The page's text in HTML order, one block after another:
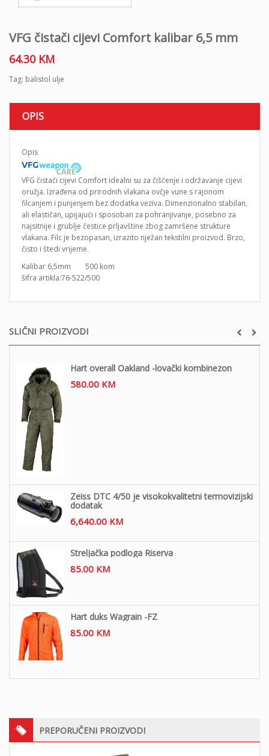
SLIČNI PROIZVODI
Hart overall Oakland -lovački kombinezon
580.00 KM
Zeiss DTC 4/50 je visokokvalitetni termovizijski
dodatak
6,640.00 KM
Streljačka podloga Riserva
85.00 KM
Hart duks Wagrain -FZ
85.00 KM
PREPORUČENI PROIZVODI
VFG čistači cijevi Comfort kalibar 6,5 mm
64.30 KM
Tag: balistol ulje
OPIS
Opis
VFG čistači cijevi Comfort idealni su za čišćenje i održavanje cijevi
oružja. Izrađena od prirodnih vlakana ovčje vune s rajonom
filcanjem i punjenjem bez dodatka veziva. Dimenzionalno stabilan,
ali elastičan, upijajući i sposoban za pohranjivanje, posebno za
najsitnije i grublje čestice prljavštine zbog zamršene strukture
vlakana. Filc je bezopasan, izrazito nježan tekstilni proizvod. Brzo,
čisto i štedi vrijeme.
Kalibar 6,5mm 500 kom
šifra artikla:76-522/500